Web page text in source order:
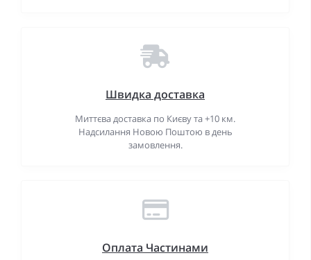
Швидка доставка
Миттєва доставка по Києву та +10 км.
Надсилання Новою Поштою в день
замовлення.
Оплата Частинами